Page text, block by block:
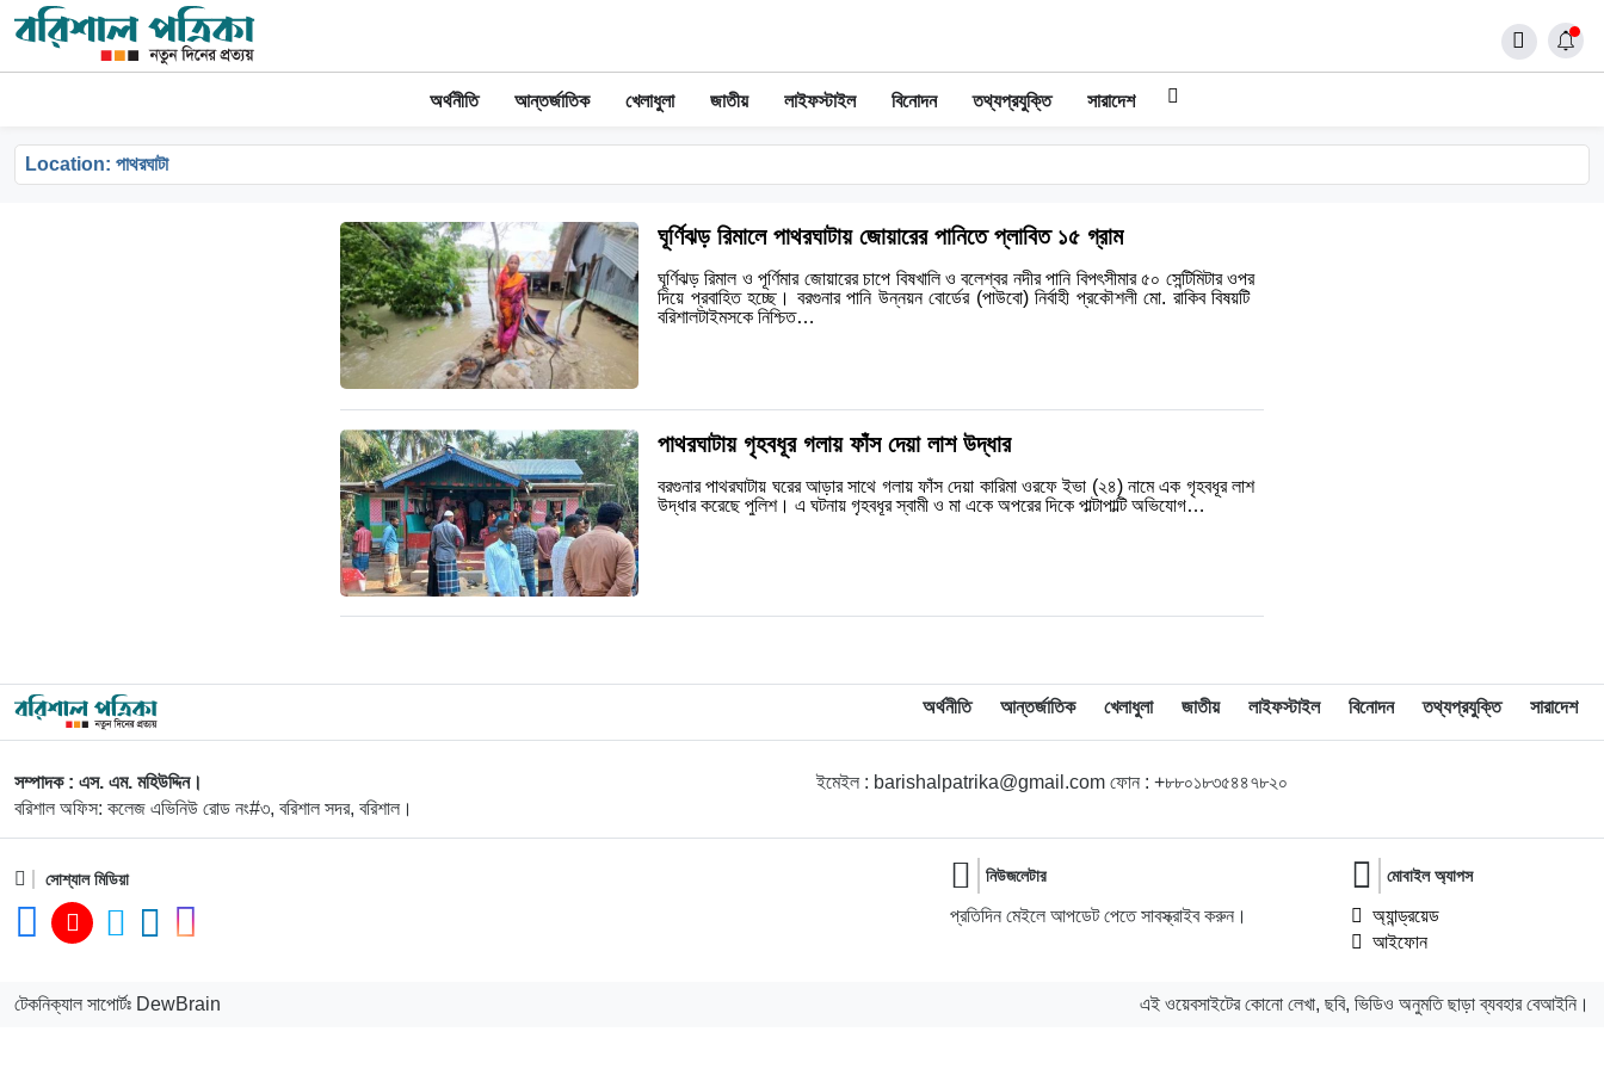
অর্থনীতি আন্তর্জাতিক খেলাধুলা জাতীয় লাইফস্টাইল বিনোদন তথ্যপ্রযুক্তি সারাদেশ
Location: পাথরঘাটা
ঘূর্ণিঝড় রিমালে পাথরঘাটায় জোয়ারের পানিতে প্লাবিত ১৫ গ্রাম
ঘূর্ণিঝড় রিমাল ও পূর্ণিমার জোয়ারের চাপে বিষখালি ও বলেশ্বর নদীর পানি বিপৎসীমার ৫০ সেন্টিমিটার ওপর
দিয়ে প্রবাহিত হচ্ছে। বরগুনার পানি উন্নয়ন বোর্ডের (পাউবো) নির্বাহী প্রকৌশলী মো. রাকিব বিষয়টি
বরিশালটাইমসকে নিশ্চিত…
পাথরঘাটায় গৃহবধূর গলায় ফাঁস দেয়া লাশ উদ্ধার
বরগুনার পাথরঘাটায় ঘরের আড়ার সাথে গলায় ফাঁস দেয়া কারিমা ওরফে ইভা (২৪) নামে এক গৃহবধূর লাশ
উদ্ধার করেছে পুলিশ। এ ঘটনায় গৃহবধূর স্বামী ও মা একে অপরের দিকে পাল্টাপাল্টি অভিযোগ…
অর্থনীতি আন্তর্জাতিক খেলাধুলা জাতীয় লাইফস্টাইল বিনোদন তথ্যপ্রযুক্তি সারাদেশ
সম্পাদক : এস. এম. মহিউদ্দিন।
বরিশাল অফিস: কলেজ এভিনিউ রোড নং#৩, বরিশাল সদর, বরিশাল।
ইমেইল : barishalpatrika@gmail.com ফোন : +৮৮০১৮৩৫৪৪৭৮২০
সোশ্যাল মিডিয়া নিউজলেটার
প্রতিদিন মেইলে আপডেট পেতে সাবস্ক্রাইব করুন।
মোবাইল অ্যাপস
অ্যান্ড্রয়েড
আইফোন
টেকনিক্যাল সাপোর্টঃ DewBrain এই ওয়েবসাইটের কোনো লেখা, ছবি, ভিডিও অনুমতি ছাড়া ব্যবহার বেআইনি।